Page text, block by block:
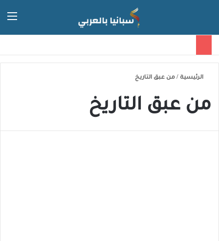
الرئيسية / من عبق التاريخ
من عبق التاريخ